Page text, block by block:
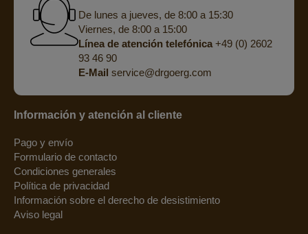
De lunes a jueves, de 8:00 a 15:30
Viernes, de 8:00 a 15:00
Línea de atención telefónica+49 (0) 2602
93 46 90
E-Mail service@drgoerg.com
Información y atención al cliente
Pago y envío
Formulario de contacto
Condiciones generales
Política de privacidad
Información sobre el derecho de desistimiento
Aviso legal